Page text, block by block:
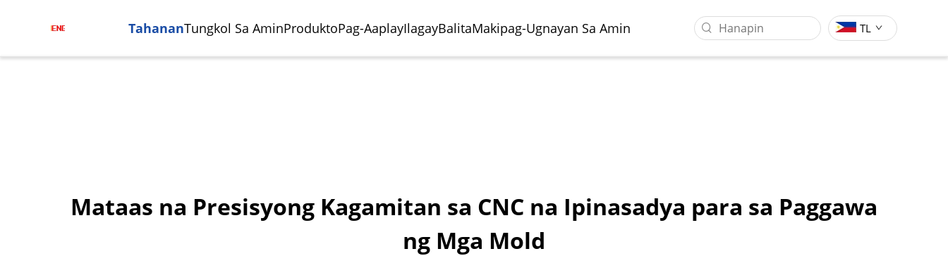
TahananTungkol Sa AminProdukto
Sentro Ng Paghuhukay
Sentro Ng Paghuhukay
Pag-Aaplay
Industriya Ng Paggawa Ng
Paggawa Ng Eroplano
IlagayBalitaMakipag-Ugnayan Sa Amin TL
Mataas na Presisyong Kagamitan sa CNC na Ipinasadya para sa Paggawa
ng Mga Mold